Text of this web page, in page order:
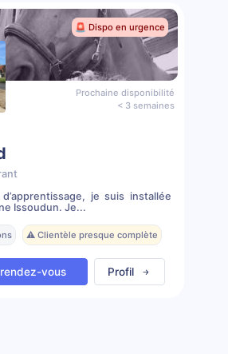
🚨 Dispo en urgence
Prochaine disponibilité
< 3 semaines
je suis installée
Issoudun. Je...
⚠️ Clientèle presque complète
vous Profil